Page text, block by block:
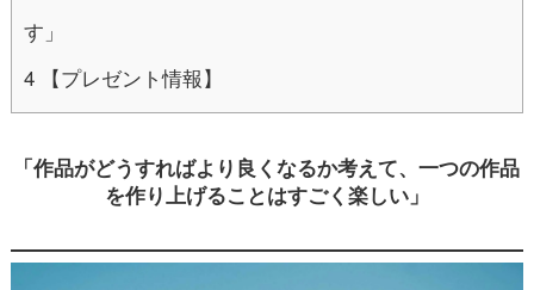
す」
4【プレゼント情報】
「作品がどうすればより良くなるか考えて、一つの作品
を作り上げることはすごく楽しい」